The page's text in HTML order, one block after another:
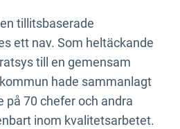
tillitsbaserade
ett nav. Som heltäckande
till en gemensam
hade sammanlagt
på 70 chefer och andra
inom kvalitetsarbetet.